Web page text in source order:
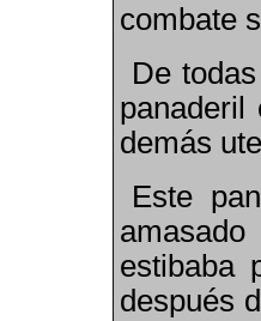
combate
De
panaderil
demás
Este
estibaba
después